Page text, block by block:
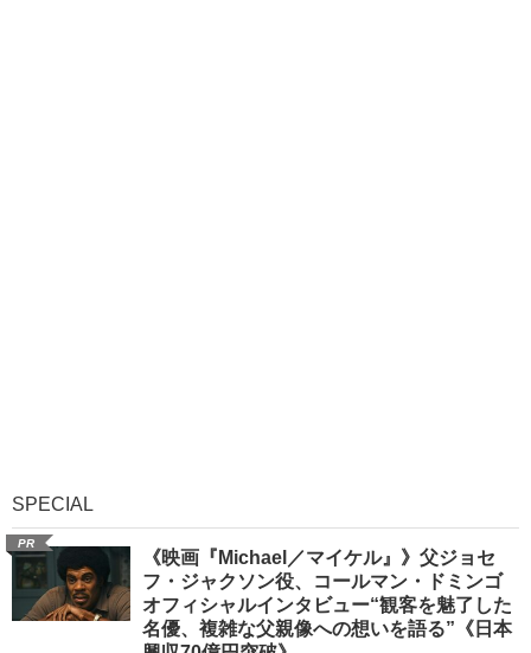
SPECIAL
PR
《映画『Michael／マイケル』》父ジョセ
フ・ジャクソン役、コールマン・ドミンゴ
オフィシャルインタビュー“観客を魅了した
名優、複雑な父親像への想いを語る”《日本